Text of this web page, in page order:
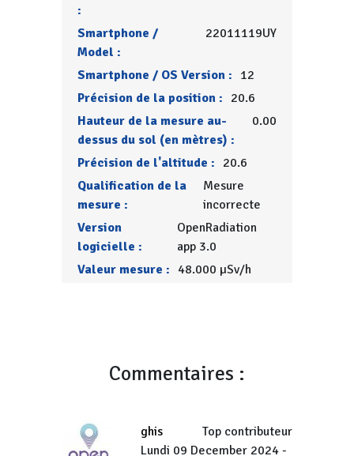
:
Smartphone /
Model :
22011119UY
Smartphone / OS Version : 12
Précision de la position : 20.6
Hauteur de la mesure au-
dessus du sol (en mètres) :
0.00
Précision de l'altitude : 20.6
Qualification de la
mesure :
Mesure
incorrecte
Version
logicielle :
OpenRadiation
app 3.0
Valeur mesure : 48.000 µSv/h
Commentaires :
ghis
Top contributeur
Lundi 09 December 2024 -